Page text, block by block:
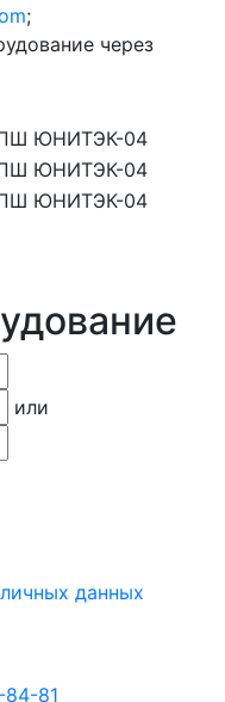
;
через
или
данных
81